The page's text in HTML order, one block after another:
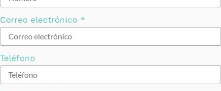
electrónico
Mensaje
Teléfono
Correo electrónico *
Teléfono